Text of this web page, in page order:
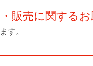
販売に関する
す。